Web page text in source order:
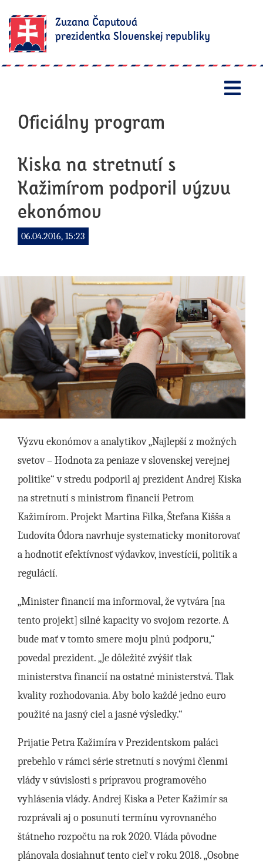
Zuzana Čaputová
prezidentka Slovenskej republiky
Oficiálny program
Kiska na stretnutí s
Kažimírom podporil výzvu
ekonómov
06.04.2016, 15:23
Výzvu ekonómov a analytikov „Najlepší z možných
svetov – Hodnota za peniaze v slovenskej verejnej
politike“ v stredu podporil aj prezident Andrej Kiska
na stretnutí s ministrom financií Petrom
Kažimírom. Projekt Martina Filka, Štefana Kišša a
Ľudovíta Ódora navrhuje systematicky monitorovať
a hodnotiť efektívnosť výdavkov, investícií, politík a
regulácií.
„Minister financií ma informoval, že vytvára [na
tento projekt] silné kapacity vo svojom rezorte. A
bude mať v tomto smere moju plnú podporu,“
povedal prezident. „Je dôležité zvýšiť tlak
ministerstva financií na ostatné ministerstvá. Tlak
kvality rozhodovania. Aby bolo každé jedno euro
použité na jasný ciel a jasné výsledky.“
Prijatie Petra Kažimíra v Prezidentskom paláci
prebehlo v rámci série stretnutí s novými členmi
vlády v súvislosti s prípravou programového
vyhlásenia vlády. Andrej Kiska a Peter Kažimír sa
rozprávali aj o posunutí termínu vyrovnaného
štátneho rozpočtu na rok 2020. Vláda pôvodne
plánovala dosiahnuť tento cieľ v roku 2018. „Osobne